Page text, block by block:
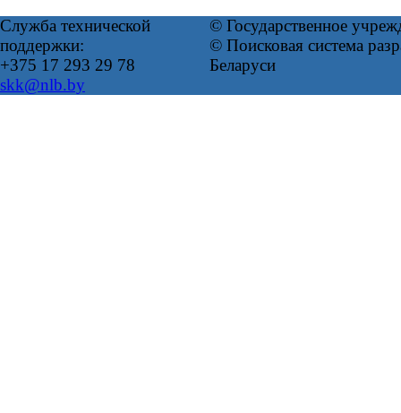
Служба технической
поддержки:
+375 17 293 29 78
skk@nlb.by
© Государственное
© Поисковая система
Беларуси